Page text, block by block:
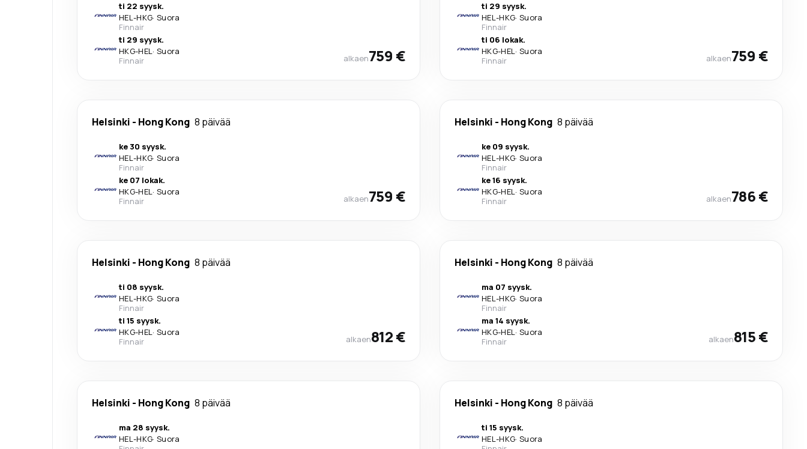
ti 22 syysk.
HEL-HKG· Suora
Finnair
ti 29 syysk.
HKG-HEL· Suora
Finnair
alkaen759 €
ti 29 syysk.
HEL-HKG· Suora
Finnair
ti 06 lokak.
HKG-HEL· Suora
Finnair
alkaen759 €
Helsinki - Hong Kong 8 päivää
ke 30 syysk.
HEL-HKG· Suora
Finnair
ke 07 lokak.
HKG-HEL· Suora
Finnair
alkaen759 €
Helsinki - Hong Kong 8 päivää
ke 09 syysk.
HEL-HKG· Suora
Finnair
ke 16 syysk.
HKG-HEL· Suora
Finnair
alkaen786 €
Helsinki - Hong Kong 8 päivää
ti 08 syysk.
HEL-HKG· Suora
Finnair
ti 15 syysk.
HKG-HEL· Suora
Finnair
alkaen812 €
Helsinki - Hong Kong 8 päivää
ma 07 syysk.
HEL-HKG· Suora
Finnair
ma 14 syysk.
HKG-HEL· Suora
Finnair
alkaen815 €
Helsinki - Hong Kong 8 päivää
ma 28 syysk.
HEL-HKG· Suora
Helsinki - Hong Kong 8 päivää
ti 15 syysk.
HEL-HKG· Suora